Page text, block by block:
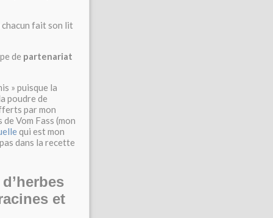
chacun fait son lit
de partenariat
» puisque la
poudre de
par mon
Vom Fass (mon
qui est mon
dans la recette
et